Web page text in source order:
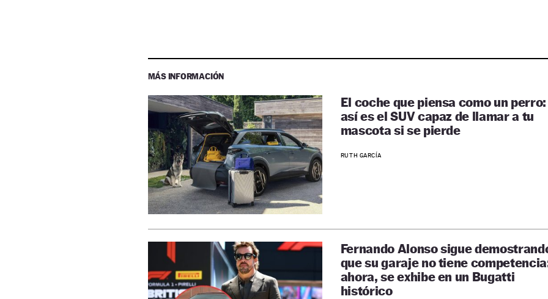
MÁS INFORMACIÓN
El coche que piensa como un perro:
así es el SUV capaz de llamar a tu
mascota si se pierde
RUTH GARCÍA
Fernando Alonso sigue
que su garaje no tiene
ahora, se exhibe en un Bugatti
histórico